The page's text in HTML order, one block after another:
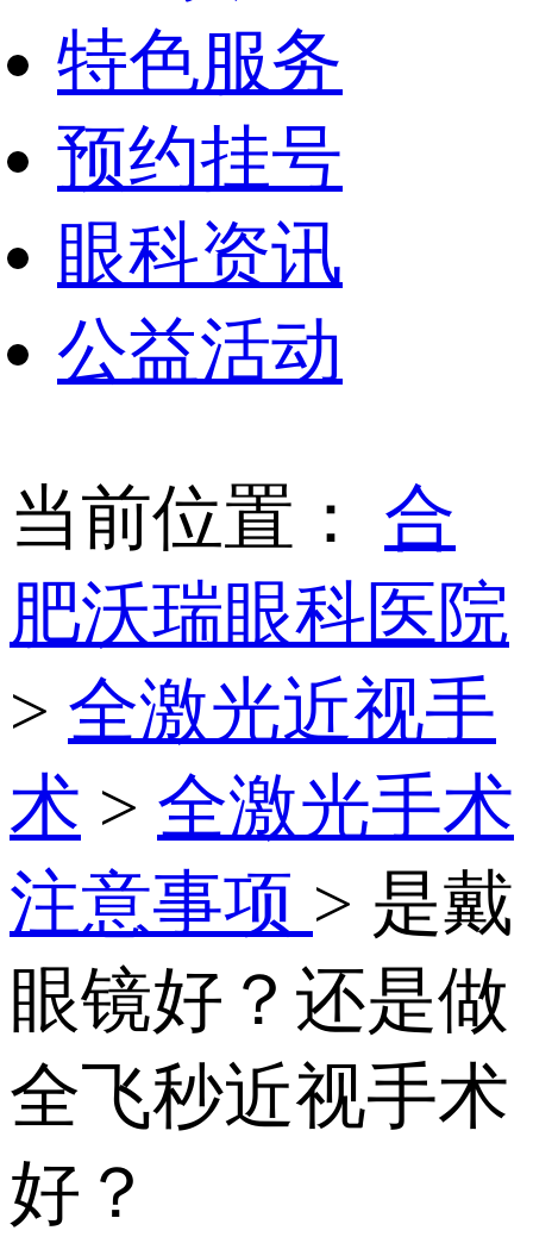
特色服务
预约挂号
眼科资讯
公益活动
当前位置： 合
肥沃瑞眼科医院
> 全激光近视手
术 > 全激光手术
注意事项 > 是戴
眼镜好？还是做
全飞秒近视手术
好？